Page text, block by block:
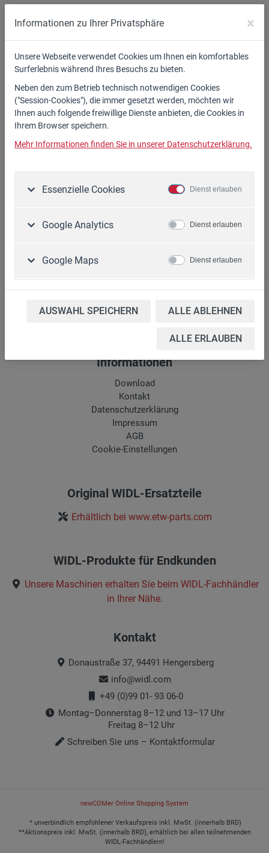
26.020
Verlängerungsleitung
H07RN-F mit CEE-Stecker und Kupplung
(mit Phasenwender)
Länge= 20 mtr.
139,90 €*
26.020 139,90 €*
Nr.
Zubehör
16.340
HF- 130 / HF -180
manell
1.590,00 €*
Informationen
Download
Kontakt
Datenschutzerklärung
Impressum
AGB
Cookie-Einstellungen
Original WIDL-Ersatzteile
Erhältlich bei www.etw-parts.com
WIDL-Produkte für Endkunden
Unsere Maschinen erhalten Sie beim WIDL-Fachhändler
in Ihrer Nähe.
Kontakt
Donaustraße 37, 94491 Hengersberg
info@widl.com
+49 (0)99 01- 93 06-0
Montag–Donnerstag 8–12 und 13–17 Uhr
Freitag 8–12 Uhr
Schreiben Sie uns – Kontaktformular
newCOMer Online Shopping System
* unverbindlich empfohlener Verkaufspreis inkl. MwSt. (innerhalb BRD)
**Aktionspreis inkl. MwSt. (innerhalb BRD), erhältlich bei allen teilnehmenden
WIDL-Fachhändlern!
Informationen zu Ihrer Privatsphäre ×
Unsere Webseite verwendet Cookies um Ihnen ein komfortables
Surferlebnis während Ihres Besuchs zu bieten.
Neben den zum Betrieb technisch notwendigen Cookies
("Session-Cookies"), die immer gesetzt werden, möchten wir
Ihnen auch folgende freiwillige Dienste anbieten, die Cookies in
Ihrem Browser speichern.
Mehr Informationen finden Sie in unserer Datenschutzerklärung.
Essenzielle Cookies Dienst erlauben
Google Analytics Dienst erlauben
Google Maps Dienst erlauben
AUSWAHL SPEICHERN ALLE ABLEHNEN
ALLE ERLAUBEN